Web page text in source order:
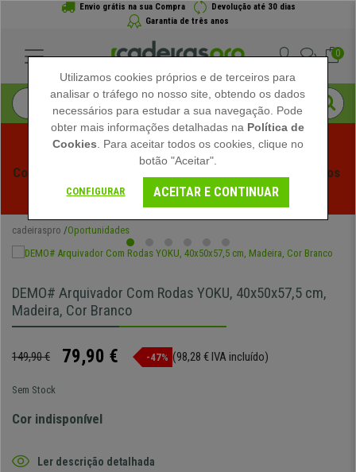
Envio grátis na sua Compra
Devolução até 30 dias
Garantia de três anos
0
Começam os Saldos de Verão em Cadeiraspro! Descontos
Exclusivos por Tempo Limitado - Ver Promoção
cadeiraspro Oportunidades
DEMO# Arquivador Com Rodas YOKU, 40x50x57,5 cm,
Madeira, Cor Branco
149,90 € 79,90 € -47% (98,28 € IVA incluído)
Sem Stock
Cor indisponível
Ler descrição detalhada
Utilizamos cookies próprios e de terceiros para
analisar o tráfego no nosso site, obtendo os dados
necessários para estudar a sua navegação. Pode
obter mais informações detalhadas na Política de
Cookies . Para aceitar todos os cookies, clique no
botão "Aceitar".
CONFIGURAR ACEITAR E CONTINUAR